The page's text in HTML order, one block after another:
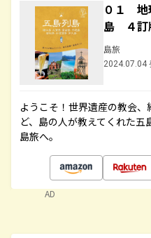
０１
島 ４訂
島旅
2024.07.04
ようこそ！世界遺産の教会
ど、島の人が教えてくれた五
島旅へ。
AD